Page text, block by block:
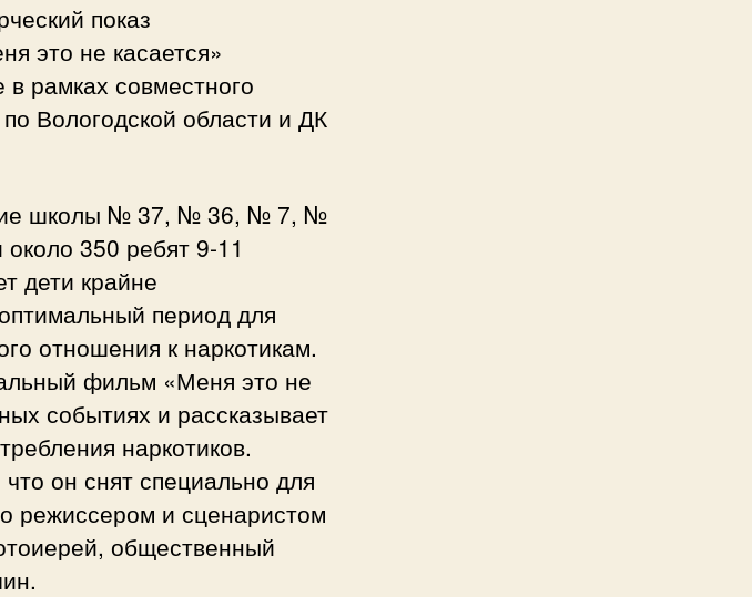
показ
это не касается»
рамках совместного
Вологодской области и ДК
школы № 37, № 36, № 7, №
350 ребят 9-11
дети крайне
период для
отношения к наркотикам.
фильм «Меня это не
событиях и рассказывает
наркотиков.
он снят специально для
режиссером и сценаристом
общественный